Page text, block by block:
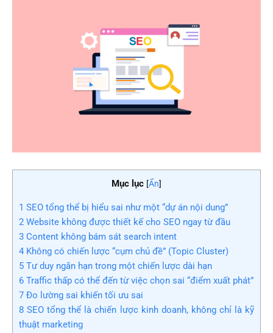
Mục lục [Ẩn]
1 SEO tổng thể bị hiểu sai như một “dự án nội dung”
2 Website không được thiết kế cho SEO ngay từ đầu
3 Content không bám sát search intent
4 Không có chiến lược “cụm chủ đề” (Topic Cluster)
5 Tư duy ngắn hạn trong một chiến lược dài hạn
6 Traffic thấp có thể đến từ việc chọn sai “điểm xuất phát”
7 Đo lường sai khiến tối ưu sai
8 SEO tổng thể là chiến lược kinh doanh, không chỉ là kỹ
thuật marketing